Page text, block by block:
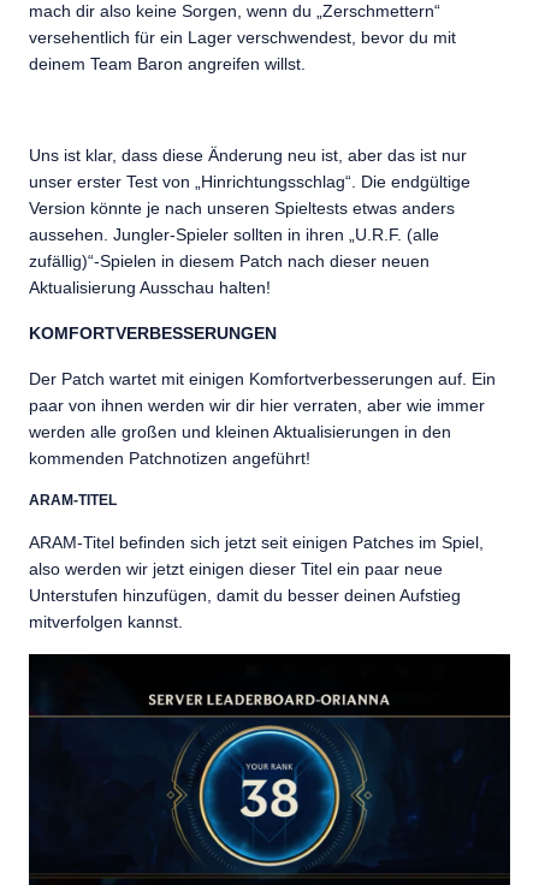
mach dir also keine Sorgen, wenn du „Zerschmettern“
versehentlich für ein Lager verschwendest, bevor du mit
deinem Team Baron angreifen willst.
Uns ist klar, dass diese Änderung neu ist, aber das ist nur
unser erster Test von „Hinrichtungsschlag“. Die endgültige
Version könnte je nach unseren Spieltests etwas anders
aussehen. Jungler-Spieler sollten in ihren „U.R.F. (alle
zufällig)“-Spielen in diesem Patch nach dieser neuen
Aktualisierung Ausschau halten!
KOMFORTVERBESSERUNGEN
Der Patch wartet mit einigen Komfortverbesserungen auf. Ein
paar von ihnen werden wir dir hier verraten, aber wie immer
werden alle großen und kleinen Aktualisierungen in den
kommenden Patchnotizen angeführt!
ARAM-TITEL
ARAM-Titel befinden sich jetzt seit einigen Patches im Spiel,
also werden wir jetzt einigen dieser Titel ein paar neue
Unterstufen hinzufügen, damit du besser deinen Aufstieg
mitverfolgen kannst.